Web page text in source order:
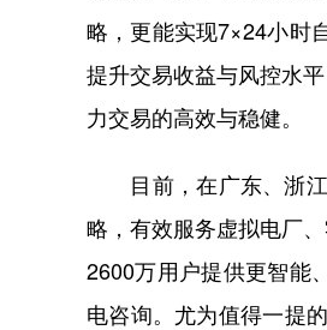
略，更能实现7×24小时
提升交易收益与风控水
力交易的高效与稳健。
目前，在广东、浙江
略，有效服务虚拟电厂
2600万用户提供更智能
电咨询。尤为值得一提